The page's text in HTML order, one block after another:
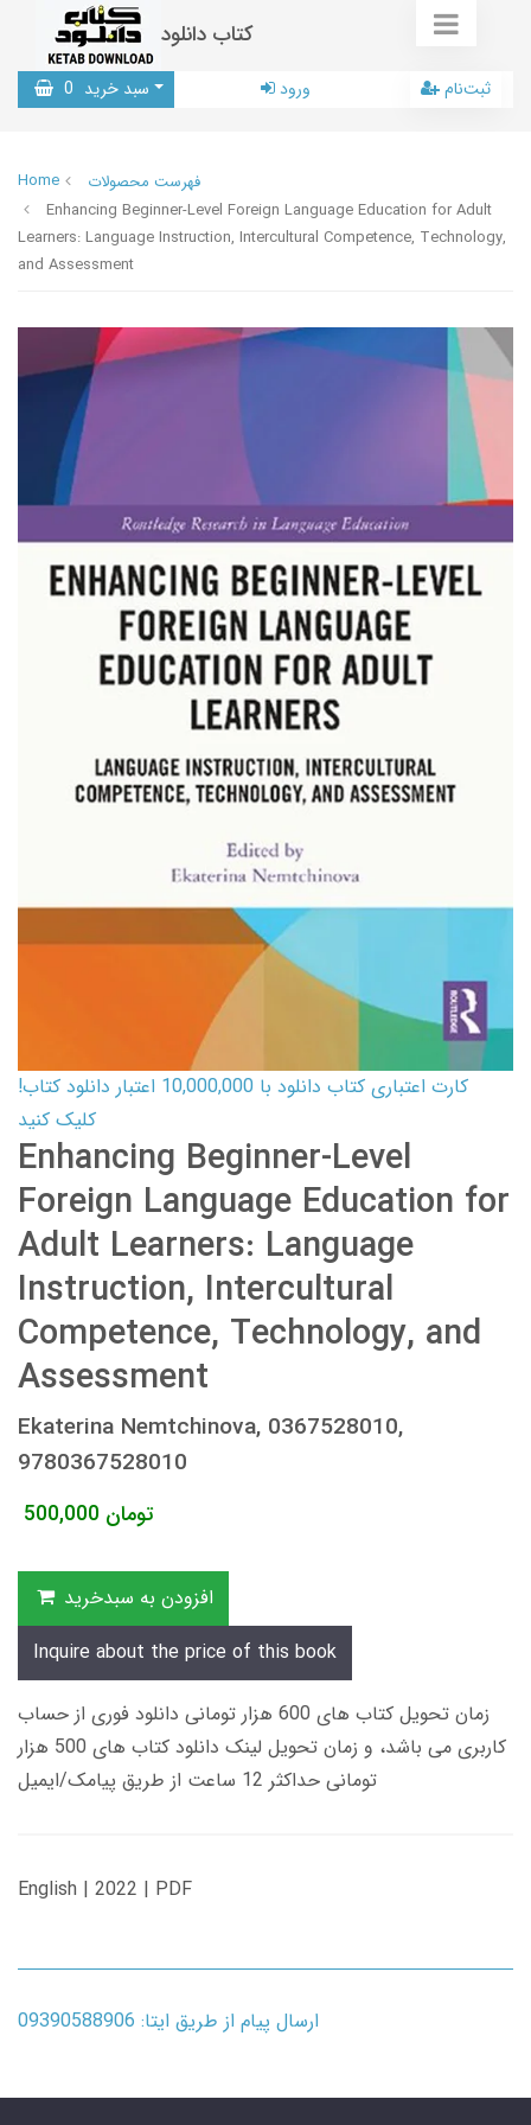
کتاب دانلود
سبد خرید 0 ورود ثبت‌نام
Home
فهرست محصولات
Enhancing Beginner-Level Foreign Language Education for Adult
Learners: Language Instruction, Intercultural Competence, Technology,
and Assessment
کارت اعتباری کتاب دانلود با 10,000,000 اعتبار دانلود کتاب!
کلیک کنید
Enhancing Beginner-Level
Foreign Language Education for
Adult Learners: Language
Instruction, Intercultural
Competence, Technology, and
Assessment
Ekaterina Nemtchinova, 0367528010,
9780367528010
500,000 تومان
افزودن به سبدخرید
Inquire about the price of this book
زمان تحویل کتاب های 600 هزار تومانی دانلود فوری از حساب
کاربری می باشد، و زمان تحویل لینک دانلود کتاب های 500 هزار
تومانی حداکثر 12 ساعت از طریق پیامک/ایمیل
English | 2022 | PDF
ارسال پیام از طریق ایتا: 09390588906